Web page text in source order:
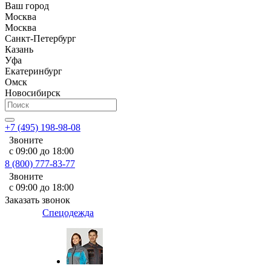
Ваш город
Москва
Москва
Санкт-Петербург
Казань
Уфа
Екатеринбург
Омск
Новосибирск
+7 (495) 198-98-08
Звоните
с 09:00 до 18:00
8 (800) 777-83-77
Звоните
с 09:00 до 18:00
Заказать звонок
Спецодежда